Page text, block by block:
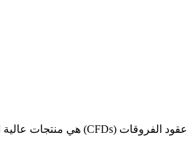
عقود الفروقات (CFDs) هي منتجات عالية المخاطر للغاية. تداول فقط إذا كنت تفهم تمامًا المخاطر و